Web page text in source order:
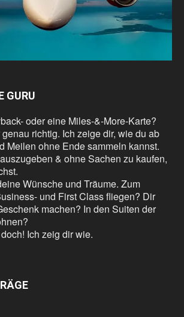
GURU
oder eine Miles-&-More-Karte?
richtig. Ich zeige dir, wie du ab
Meilen ohne Ende sammeln kannst.
& ohne Sachen zu kaufen,
Wünsche und Träume. Zum
und First Class fliegen? Dir
machen? In den Suiten der
Ich zeig dir wie.